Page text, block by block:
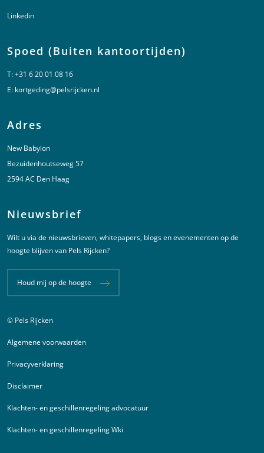
Linkedin
Spoed (Buiten kantoortijden)
T:+31 6 20 01 08 16
E: kortgeding@pelsrijcken.nl
Adres
New Babylon
Bezuidenhoutseweg 57
2594 AC Den Haag
Nieuwsbrief
Wilt u via de nieuwsbrieven, whitepapers, blogs en evenementen op de
hoogte blijven van Pels Rijcken?
Houd mij op de hoogte
Juridische informatie
© Pels Rijcken
Algemene voorwaarden
Privacyverklaring
Disclaimer
Klachten- en geschillenregeling advocatuur
Klachten- en geschillenregeling Wki